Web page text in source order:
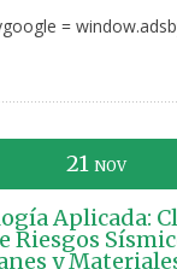
=
21 NOV
Aplicada:
Riesgos
y